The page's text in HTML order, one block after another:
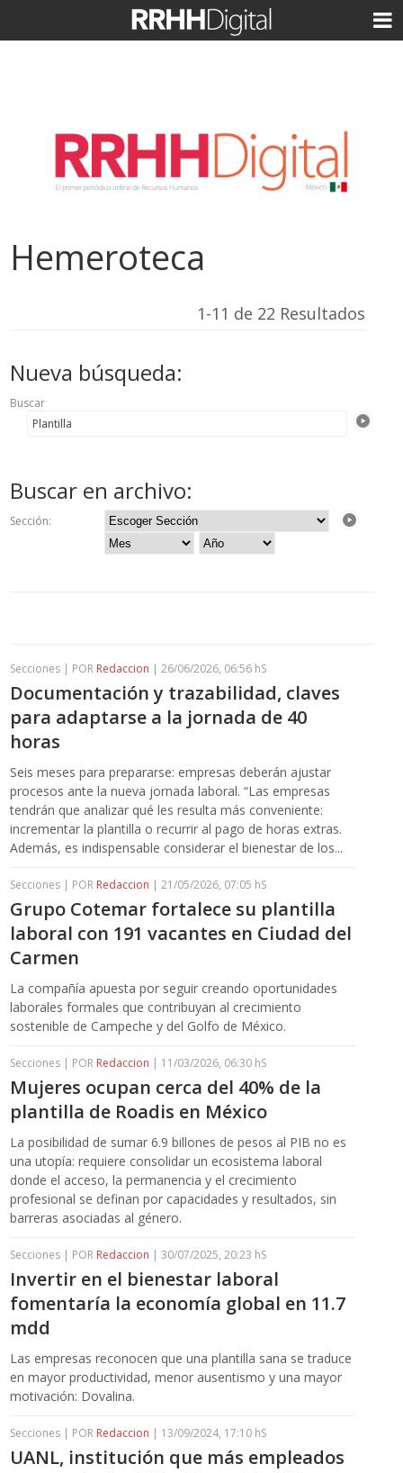
Hemeroteca
1-11 de 22 Resultados
Nueva búsqueda:
Buscar
Buscar en archivo:
Sección:
Secciones | POR Redaccion | 26/06/2026, 06:56 hS
Documentación y trazabilidad, claves
para adaptarse a la jornada de 40
horas
Seis meses para prepararse: empresas deberán ajustar
procesos ante la nueva jornada laboral. “Las empresas
tendrán que analizar qué les resulta más conveniente:
incrementar la plantilla o recurrir al pago de horas extras.
Además, es indispensable considerar el bienestar de los...
Secciones | POR Redaccion | 21/05/2026, 07:05 hS
Grupo Cotemar fortalece su plantilla
laboral con 191 vacantes en Ciudad del
Carmen
La compañía apuesta por seguir creando oportunidades
laborales formales que contribuyan al crecimiento
sostenible de Campeche y del Golfo de México.
Secciones | POR Redaccion | 11/03/2026, 06:30 hS
Mujeres ocupan cerca del 40% de la
plantilla de Roadis en México
La posibilidad de sumar 6.9 billones de pesos al PIB no es
una utopía: requiere consolidar un ecosistema laboral
donde el acceso, la permanencia y el crecimiento
profesional se definan por capacidades y resultados, sin
barreras asociadas al género.
Secciones | POR Redaccion | 30/07/2025, 20:23 hS
Invertir en el bienestar laboral
fomentaría la economía global en 11.7
mdd
Las empresas reconocen que una plantilla sana se traduce
en mayor productividad, menor ausentismo y una mayor
motivación: Dovalina.
Secciones | POR Redaccion | 13/09/2024, 17:10 hS
UANL, institución que más empleados